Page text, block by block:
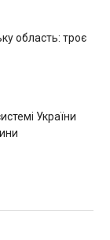
область: троє
України